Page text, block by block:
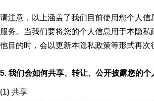
请注意，以上涵盖了我们目前使用您个人
服务。当我们要将您的个人信息用于本隐
他目的时，会以更新本隐私政策等形式再次
5. 我们会如何共享、转让、公开披露您的个
(1) 共享